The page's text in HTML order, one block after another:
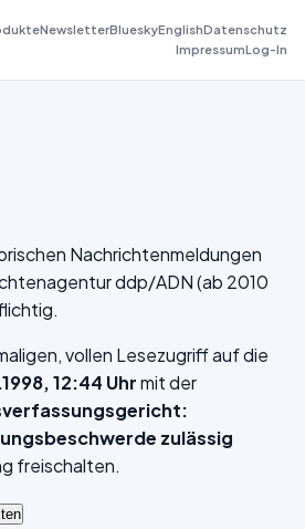
NewsletterBlueskyEnglishDatenschutz
ImpressumLog-In
Nachrichtenmeldungen
ddp/ADN (ab 2010
vollen Lesezugriff auf die
12:44 Uhrmit der
zulässig
freischalten.